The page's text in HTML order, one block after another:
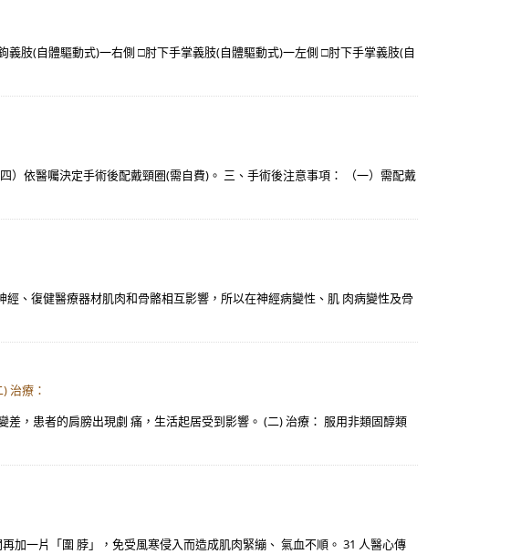
肢(自體驅動式)一右側 □肘下手掌義肢(自體驅動式)一左側 □肘下手掌義肢(自
）依醫囑決定手術後配戴頸圈(需自費)。 三、手術後注意事項： （一）需配戴
、復健醫療器材肌肉和骨骼相互影響，所以在神經病變性、肌 肉病變性及骨
治療：
，患者的肩膀出現劇 痛，生活起居受到影響。 (二) 治療： 服用非類固醇類
加一片「圍 脖」，免受風寒侵入而造成肌肉緊繃、 氣血不順。 31 人醫心傳